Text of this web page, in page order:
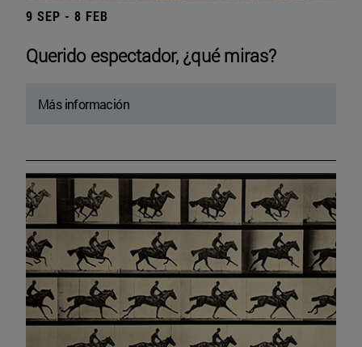
9 SEP - 8 FEB
Querido espectador, ¿qué miras?
Más información